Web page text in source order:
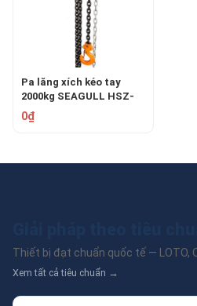
Pa lăng xích kéo tay
2000kg SEAGULL HSZ-
2BS
0₫
Thiết bị đạt chuẩn quốc tế — LOTO,
Xem tất cả tiêu chuẩn →